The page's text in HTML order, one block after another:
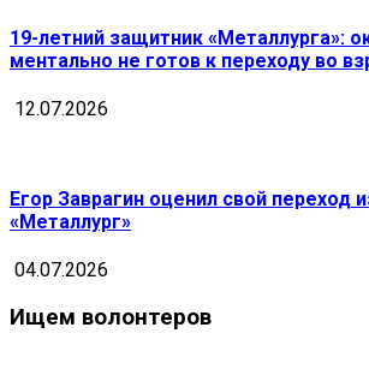
19-летний защитник «Металлурга»:
ментально не готов к переходу во
12.07.2026
Егор Заврагин оценил свой переход
«Металлург»
04.07.2026
Ищем волонтеров